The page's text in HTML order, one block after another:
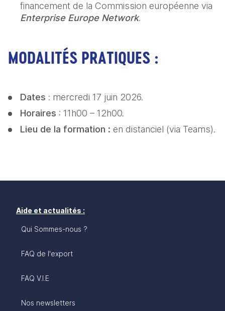
Enterprise Europe Network.
MODALITÉS PRATIQUES :
Dates : mercredi 17 juin 2026.
Horaires : 11h00 – 12h00.
Lieu de la formation : en distanciel (via Teams).
Aide et actualités :
Qui Sommes-nous ?
FAQ de l'export
FAQ V.I.E
Nos newsletters